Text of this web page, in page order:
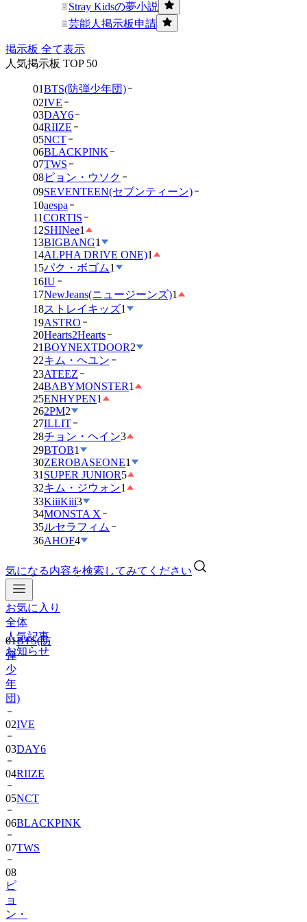
Stray Kidsの夢小説
芸能人掲示板申請
掲示板 全て表示
人気掲示板 TOP 50
01BTS(防弾少年団)
02IVE
03DAY6
04RIIZE
05NCT
06BLACKPINK
07TWS
08ピョン・ウソク
09SEVENTEEN(セブンティーン)
10aespa
11CORTIS
12SHINee1
13BIGBANG1
14ALPHA DRIVE ONE)1
15パク・ボゴム1
16IU
17NewJeans(ニュージーンズ)1
18ストレイキッズ1
19ASTRO
20Hearts2Hearts
21BOYNEXTDOOR2
22キム・ヘユン
23ATEEZ
24BABYMONSTER1
25ENHYPEN1
262PM2
27ILLIT
28チョン・ヘイン3
29BTOB1
30ZEROBASEONE1
31 SUPER JUNIOR5
32キム・ジウォン1
33KiiiKiii3
34MONSTA X
35ルセラフィム
36AHOF4
気になる内容を検索してみてください
お気に入り
全体
人気記事
お知らせ
01BTS(防
弾
少
年
団)
02IVE
03DAY6
04RIIZE
05NCT
06BLACKPINK
07TWS
08
ピ
ョ
ン・